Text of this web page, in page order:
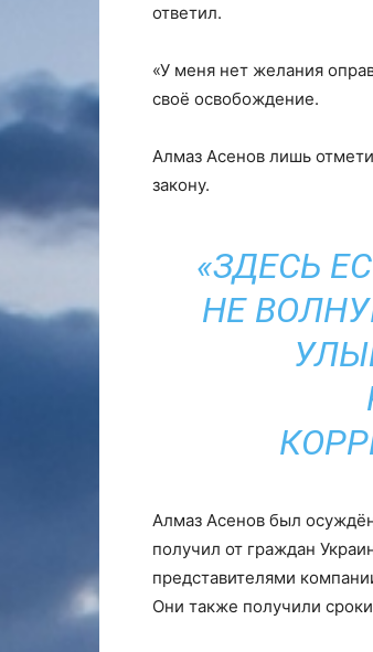
ответил.
«У меня нет желания
своё освобождение.
Алмаз Асенов лишь
закону.
«ЗДЕСЬ
НЕ
Алмаз Асенов был
получил от граждан
представителями
Они также получили